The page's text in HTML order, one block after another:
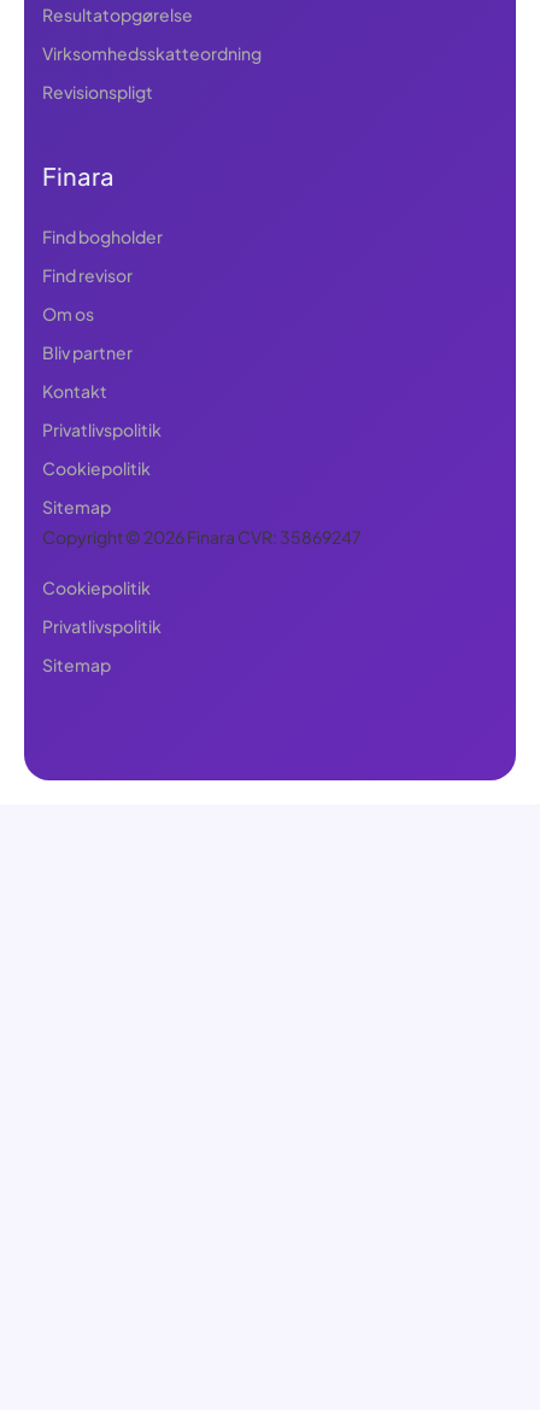
Resultatopgørelse
Virksomhedsskatteordning
Revisionspligt
Finara
Find bogholder
Find revisor
Om os
Bliv partner
Kontakt
Privatlivspolitik
Cookiepolitik
Sitemap
Copyright © 2026 Finara CVR: 35869247
Cookiepolitik
Privatlivspolitik
Sitemap